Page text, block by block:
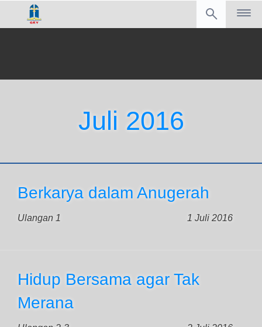
Juli 2016
Berkarya dalam Anugerah
Ulangan 1 1 Juli 2016
Hidup Bersama agar Tak
Merana